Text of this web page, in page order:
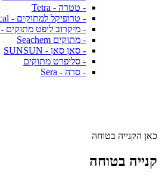
- טטרה - Tetra
- טרופיקל למתוקים - Tropical
- מיקרוב ליפט מתוקים - MICROBE LIFT
- מתוקים Seachem
- סאן סאן - SUNSUN
- סליפרט מתוקים
- סרה - Sera
כאן הקנייה בטוחה
קנייה בטוחה